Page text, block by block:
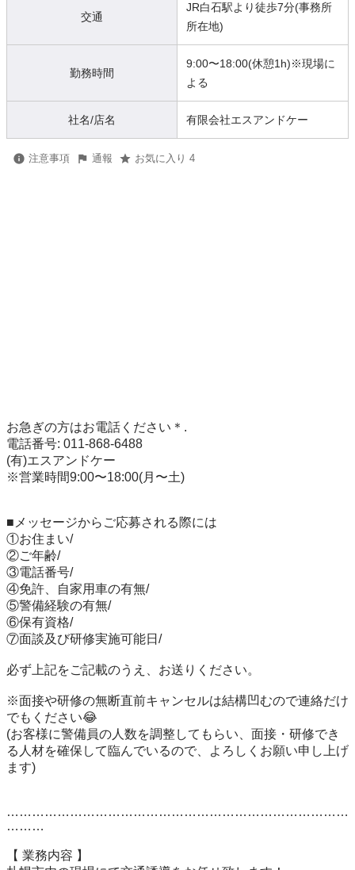
交通
JR白石駅より徒歩7分(事務所
所在地)
勤務時間
9:00〜18:00(休憩1h)※現場に
よる
社名/店名 有限会社エスアンドケー
注意事項 通報 お気に入り 4
お急ぎの方はお電話ください＊.
電話番号: 011-868-6488
(有)エスアンドケー
※営業時間9:00〜18:00(月〜土)
■メッセージからご応募される際には
①お住まい/
②ご年齢/
③電話番号/
④免許、自家用車の有無/
⑤警備経験の有無/
⑥保有資格/
⑦面談及び研修実施可能日/
必ず上記をご記載のうえ、お送りください。
※面接や研修の無断直前キャンセルは結構凹むので連絡だけ
でもください😂
(お客様に警備員の人数を調整してもらい、面接・研修でき
る人材を確保して臨んでいるので、よろしくお願い申し上げ
ます)
………………………………………………………………………
………
【 業務内容 】